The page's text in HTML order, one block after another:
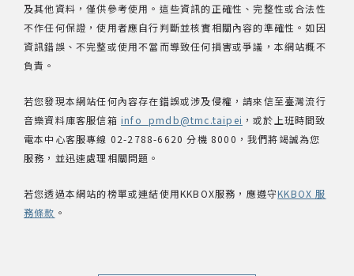
及其他資料，僅供參考使用。這些資訊的正確性、完整性或合法性
不作任何保證，使用者應自行判斷並核實相關內容的準確性。如因
資訊錯誤、不完整或使用不當而導致任何損害或爭議，本網站概不
負責。
若您發現本網站任何內容存在錯誤或涉及侵權，請來信至臺灣流行
音樂資料庫客服信箱 info_pmdb@tmc.taipei ，或於上班時間致
電本中心客服專線 02-2788-6620 分機 8000，我們將竭誠為您
服務，並迅速處理相關問題。
若您透過本網站的榜單或連結使用KKBOX服務，應遵守KKBOX 服
務條款 。